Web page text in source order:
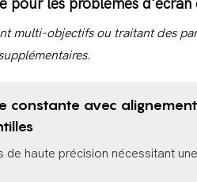
pour les problèmes d'écran
multi-objectifs ou traitant des
constante avec
haute précision nécessitant une